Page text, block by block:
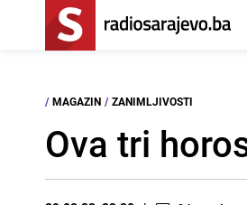
/ MAGAZIN / ZANIMLJIVOSTI
Ova tri